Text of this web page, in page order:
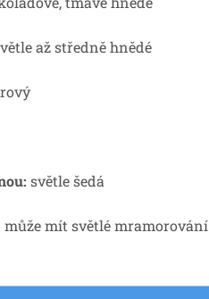
až středně hnědé
světle šedá
může mít světlé mramorování